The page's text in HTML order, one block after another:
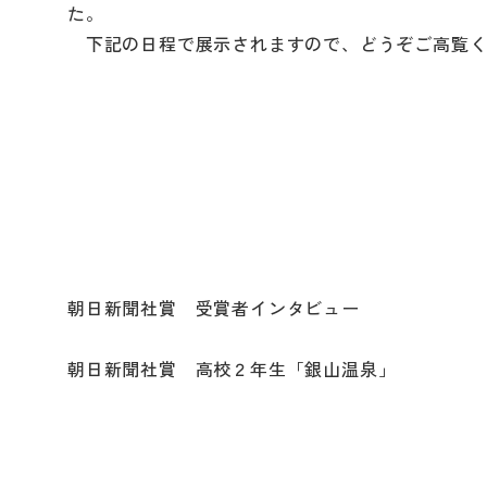
た。
下記の日程で展示されますので、どうぞご高覧
朝日新聞社賞 受賞者インタビュー
朝日新聞社賞 高校２年生「銀山温泉」